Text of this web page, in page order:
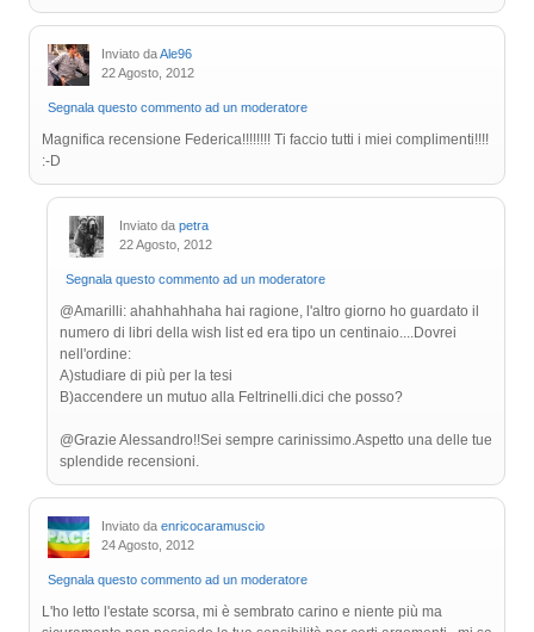
Inviato daAle96
22 Agosto, 2012
Segnala questo commento ad un moderatore
Magnifica recensione Federica!!!!!!!! Ti faccio tutti i miei complimenti!!!!
:-D
Inviato da petra
22 Agosto, 2012
Segnala questo commento ad un moderatore
@Amarilli: ahahhahhaha hai ragione, l'altro giorno ho guardato il
numero di libri della wish list ed era tipo un centinaio....Dovrei
nell'ordine:
A)studiare di più per la tesi
B)accendere un mutuo alla Feltrinelli.dici che posso?
@Grazie Alessandro!!Sei sempre carinissimo.Aspetto una delle tue
splendide recensioni.
Inviato da enricocaramuscio
24 Agosto, 2012
Segnala questo commento ad un moderatore
L'ho letto l'estate scorsa, mi è sembrato carino e niente più ma